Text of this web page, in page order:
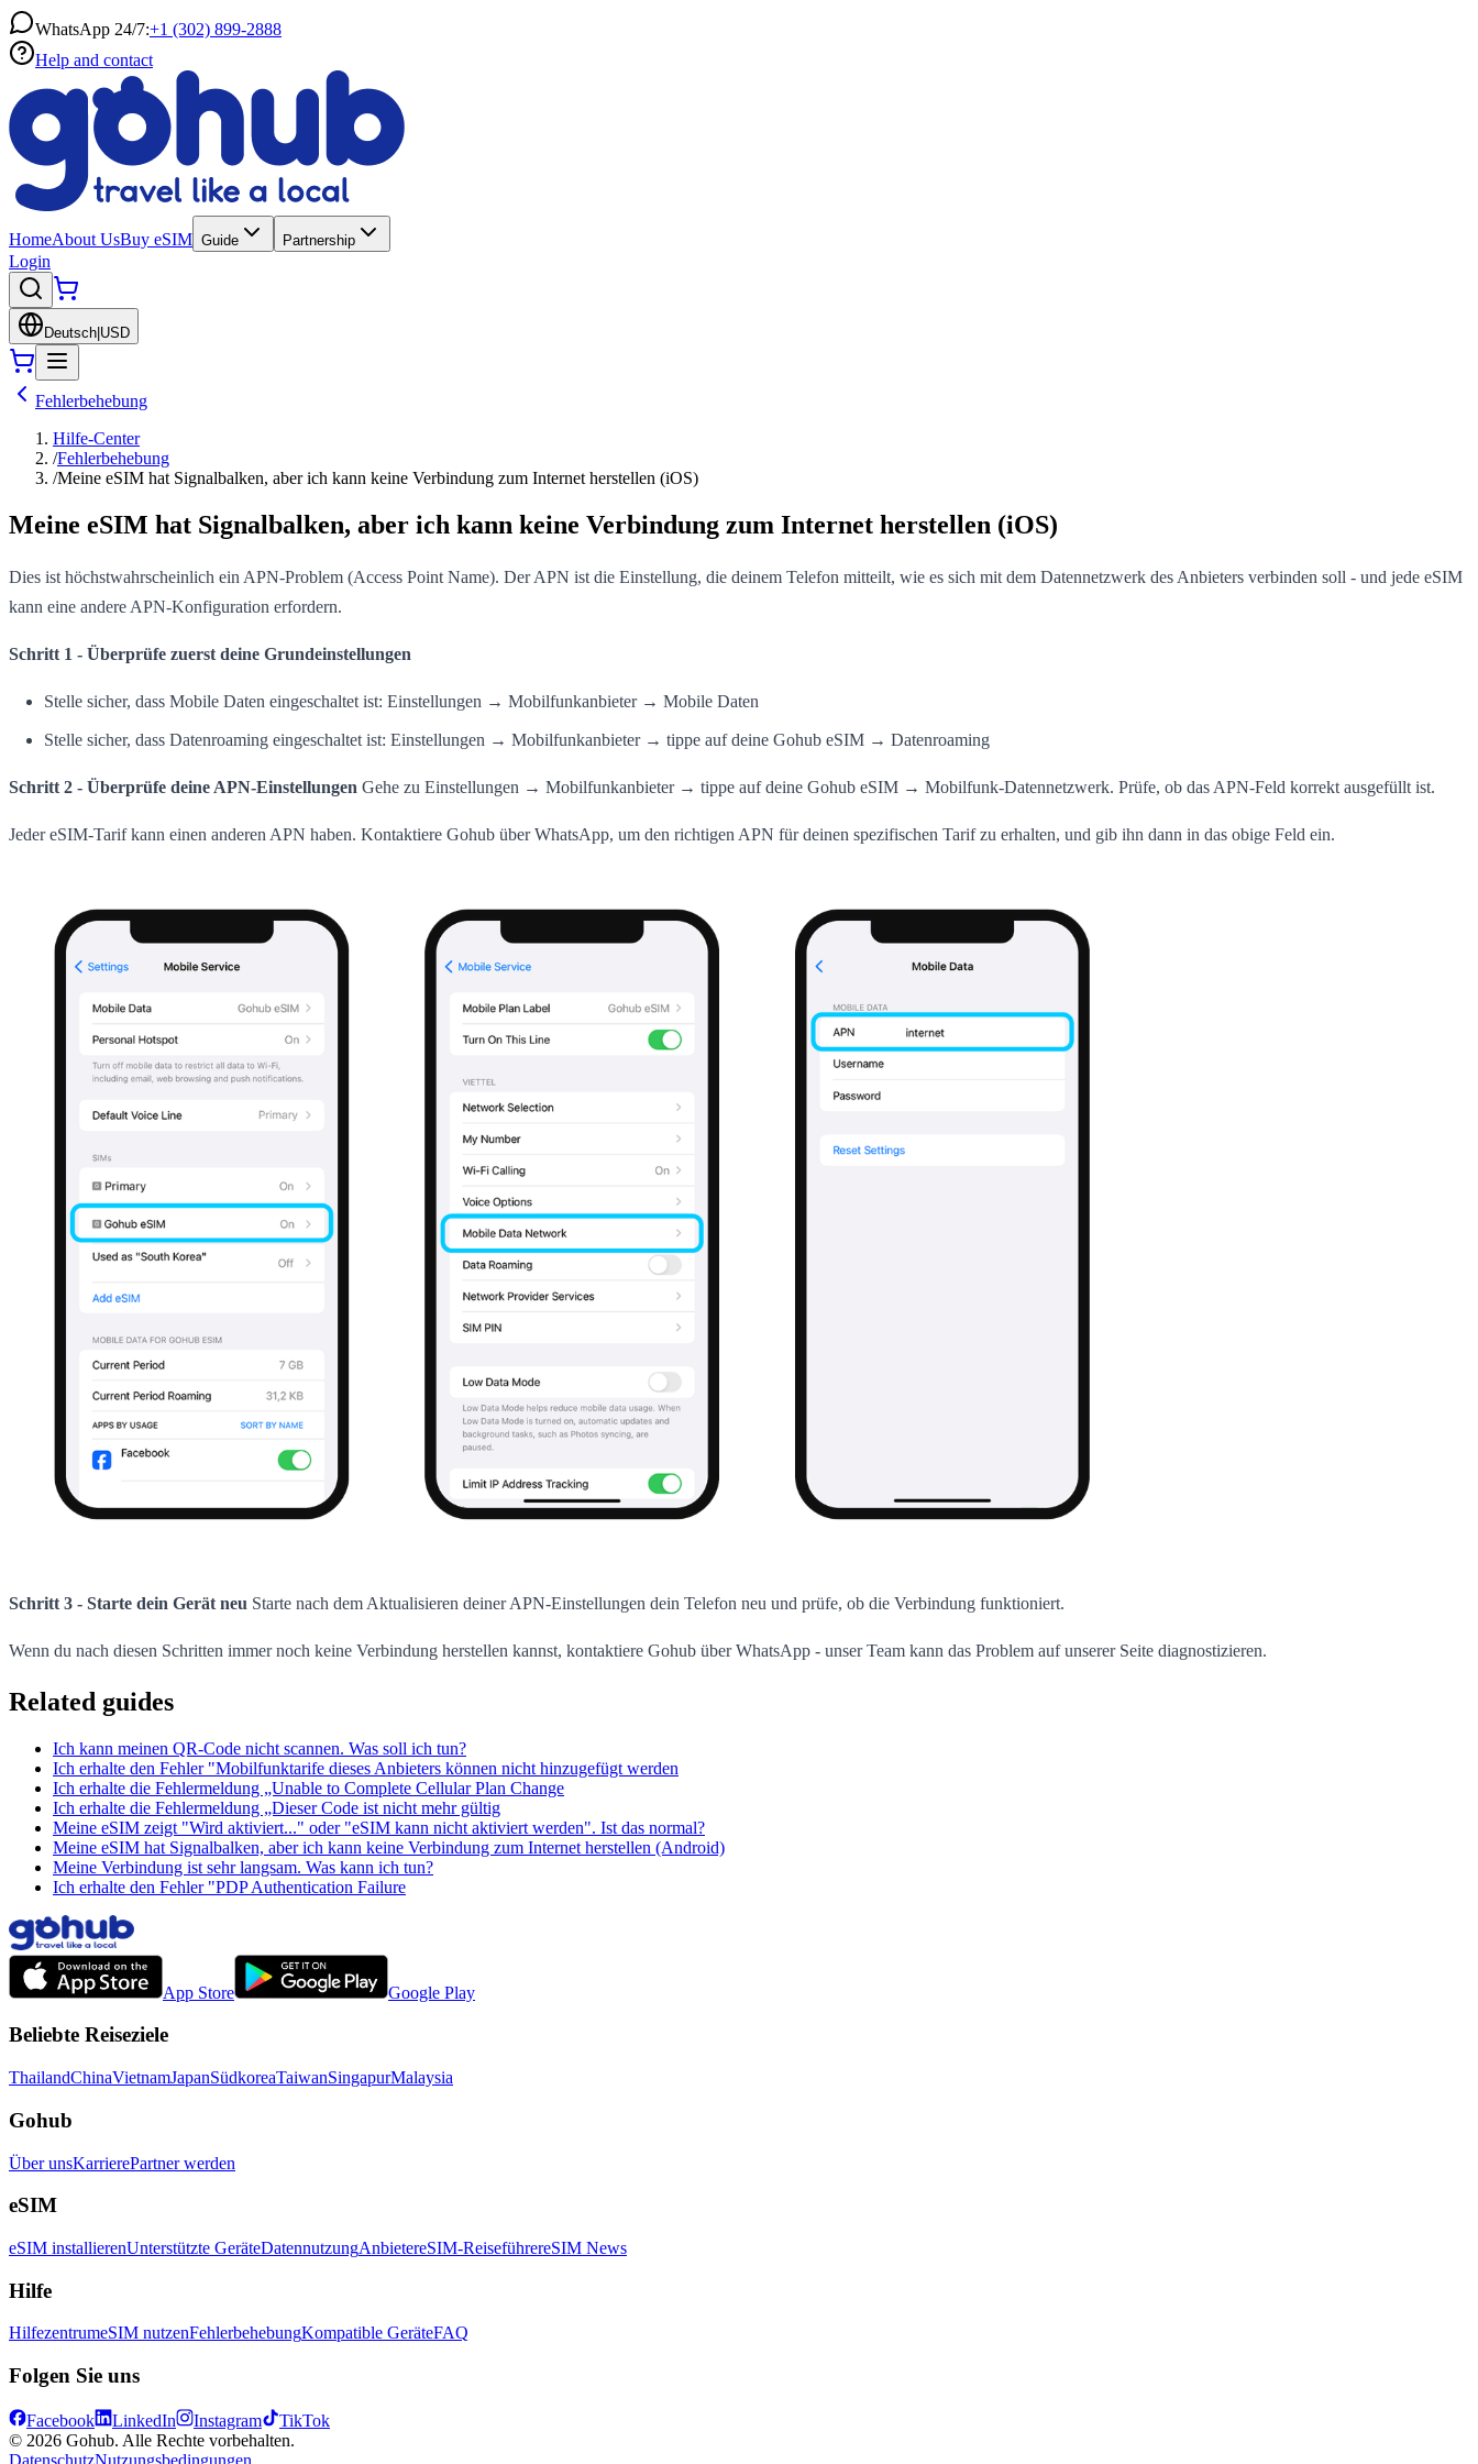
WhatsApp 24/7:+1 (302) 899-2888
Help and contact
HomeAbout UsBuy eSIM Guide Partnership
Login
Deutsch USD
Fehlerbehebung
Hilfe-Center
/Fehlerbehebung
/Meine eSIM hat Signalbalken, aber ich kann keine Verbindung zum Internet herstellen (iOS)
Meine eSIM hat Signalbalken, aber ich kann keine Verbindung zum Internet herstellen (iOS)
Dies ist höchstwahrscheinlich ein APN-Problem (Access Point Name). Der APN ist die Einstellung, die deinem Telefon mitteilt, wie es sich mit dem Datennetzwerk des Anbieters verbinden soll - und jede eSIM
kann eine andere APN-Konfiguration erfordern.
Schritt 1 - Überprüfe zuerst deine Grundeinstellungen
Stelle sicher, dass Mobile Daten eingeschaltet ist: Einstellungen → Mobilfunkanbieter → Mobile Daten
Stelle sicher, dass Datenroaming eingeschaltet ist: Einstellungen → Mobilfunkanbieter → tippe auf deine Gohub eSIM → Datenroaming
Schritt 2 - Überprüfe deine APN-Einstellungen Gehe zu Einstellungen → Mobilfunkanbieter → tippe auf deine Gohub eSIM → Mobilfunk-Datennetzwerk. Prüfe, ob das APN-Feld korrekt ausgefüllt ist.
Jeder eSIM-Tarif kann einen anderen APN haben. Kontaktiere Gohub über WhatsApp, um den richtigen APN für deinen spezifischen Tarif zu erhalten, und gib ihn dann in das obige Feld ein.
Schritt 3 - Starte dein Gerät neu Starte nach dem Aktualisieren deiner APN-Einstellungen dein Telefon neu und prüfe, ob die Verbindung funktioniert.
Wenn du nach diesen Schritten immer noch keine Verbindung herstellen kannst, kontaktiere Gohub über WhatsApp - unser Team kann das Problem auf unserer Seite diagnostizieren.
Related guides
Ich kann meinen QR-Code nicht scannen. Was soll ich tun?
Ich erhalte den Fehler "Mobilfunktarife dieses Anbieters können nicht hinzugefügt werden
Ich erhalte die Fehlermeldung „Unable to Complete Cellular Plan Change
Ich erhalte die Fehlermeldung „Dieser Code ist nicht mehr gültig
Meine eSIM zeigt "Wird aktiviert..." oder "eSIM kann nicht aktiviert werden". Ist das normal?
Meine eSIM hat Signalbalken, aber ich kann keine Verbindung zum Internet herstellen (Android)
Meine Verbindung ist sehr langsam. Was kann ich tun?
Ich erhalte den Fehler "PDP Authentication Failure
App Store Google Play
Beliebte Reiseziele
ThailandChinaVietnamJapanSüdkoreaTaiwanSingapurMalaysia
Gohub
Über unsKarrierePartner werden
eSIM
eSIM installierenUnterstützte GeräteDatennutzungAnbietereSIM-ReiseführereSIM News
Hilfe
HilfezentrumeSIM nutzenFehlerbehebungKompatible GeräteFAQ
Folgen Sie uns
Facebook LinkedIn Instagram
TikTok
© 2026 Gohub. Alle Rechte vorbehalten.
DatenschutzNutzungsbedingungen